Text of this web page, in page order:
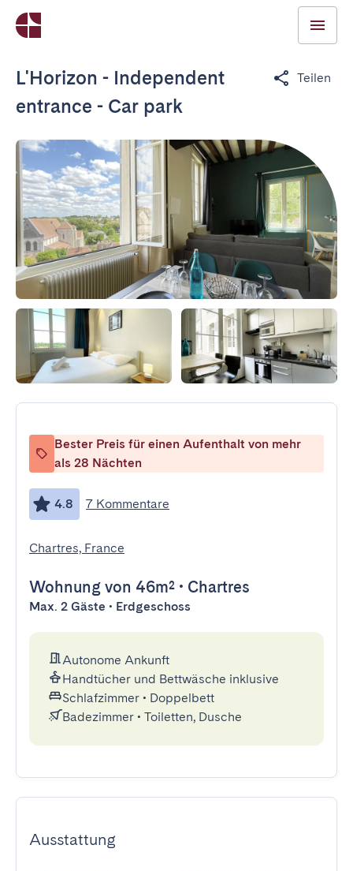
L'Horizon - Independent
entrance - Car park
Teilen
Bester Preis für einen Aufenthalt von mehr
als 28 Nächten
4.8 7 Kommentare
Chartres, France
Wohnung von 46m² • Chartres
Max. 2 Gäste • Erdgeschoss
Autonome Ankunft
Handtücher und Bettwäsche inklusive
Schlafzimmer • Doppelbett
Badezimmer • Toiletten, Dusche
Ausstattung